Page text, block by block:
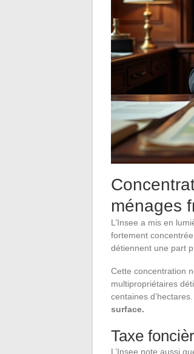
ménages
L’Insee a mis en
fortement
détiennent une part
Cette concentration
multipropriétaires
centaines d’hectares.
surface.
Taxe
L’Insee note aussi